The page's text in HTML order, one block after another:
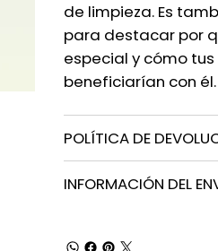
de limpieza. Es
para destacar por
especial y cómo
beneficiarían con él.
POLÍTICA DE
INFORMACIÓN DEL